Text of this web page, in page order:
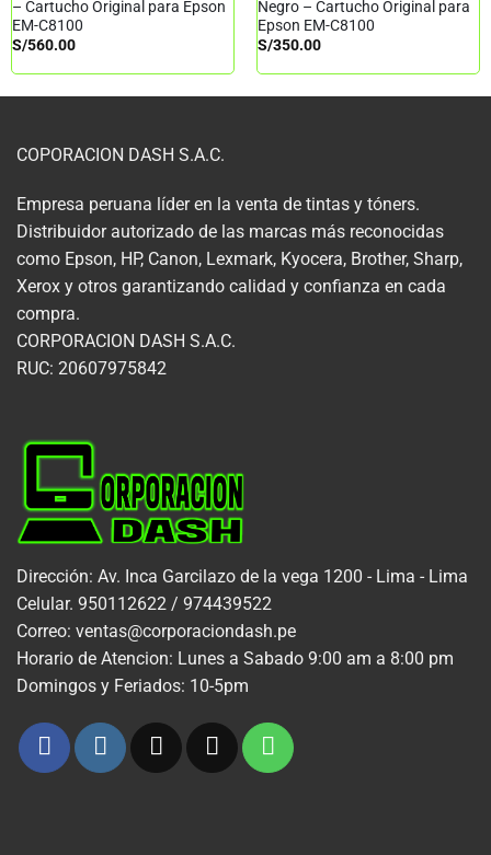
– Cartucho Original para Epson
EM-C8100
S/560.00
Negro – Cartucho Original para
Epson EM-C8100
S/350.00
COPORACION DASH S.A.C.
Empresa peruana líder en la venta de tintas y tóners.
Distribuidor autorizado de las marcas más reconocidas
como Epson, HP, Canon, Lexmark, Kyocera, Brother, Sharp,
Xerox y otros garantizando calidad y confianza en cada
compra.
CORPORACION DASH S.A.C.
RUC: 20607975842
Dirección: Av. Inca Garcilazo de la vega 1200 - Lima - Lima
Celular. 950112622 / 974439522
Correo: ventas@corporaciondash.pe
Horario de Atencion: Lunes a Sabado 9:00 am a 8:00 pm
Domingos y Feriados: 10-5pm